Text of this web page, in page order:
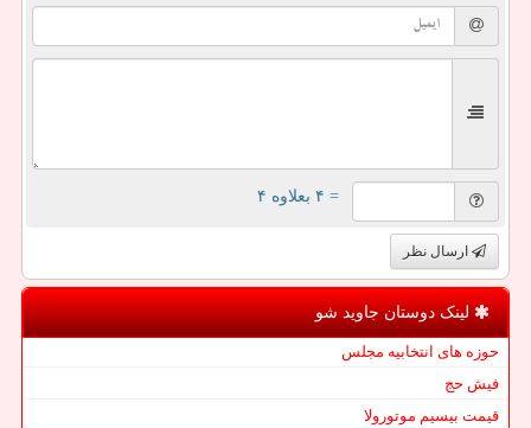
= ۴ بعلاوه ۴
ارسال نظر
لینک دوستان جاوید شو
حوزه های انتخابیه مجلس
فیش حج
قیمت بیسیم موتورولا